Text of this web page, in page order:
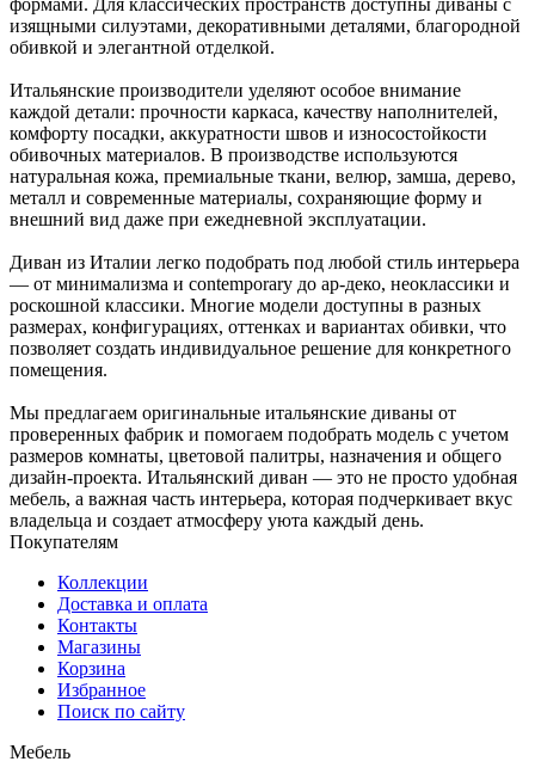
изящными силуэтами, декоративными деталями, благородной
обивкой и элегантной отделкой.
Итальянские производители уделяют особое внимание
каждой детали: прочности каркаса, качеству наполнителей,
комфорту посадки, аккуратности швов и износостойкости
обивочных материалов. В производстве используются
натуральная кожа, премиальные ткани, велюр, замша, дерево,
металл и современные материалы, сохраняющие форму и
внешний вид даже при ежедневной эксплуатации.
Диван из Италии легко подобрать под любой стиль интерьера
— от минимализма и contemporary до ар-деко, неоклассики и
роскошной классики. Многие модели доступны в разных
размерах, конфигурациях, оттенках и вариантах обивки, что
позволяет создать индивидуальное решение для конкретного
помещения.
Мы предлагаем оригинальные итальянские диваны от
проверенных фабрик и помогаем подобрать модель с учетом
размеров комнаты, цветовой палитры, назначения и общего
дизайн-проекта. Итальянский диван — это не просто удобная
мебель, а важная часть интерьера, которая подчеркивает вкус
владельца и создает атмосферу уюта каждый день.
Покупателям
Коллекции
Доставка и оплата
Контакты
Магазины
Корзина
Избранное
Поиск по сайту
Мебель